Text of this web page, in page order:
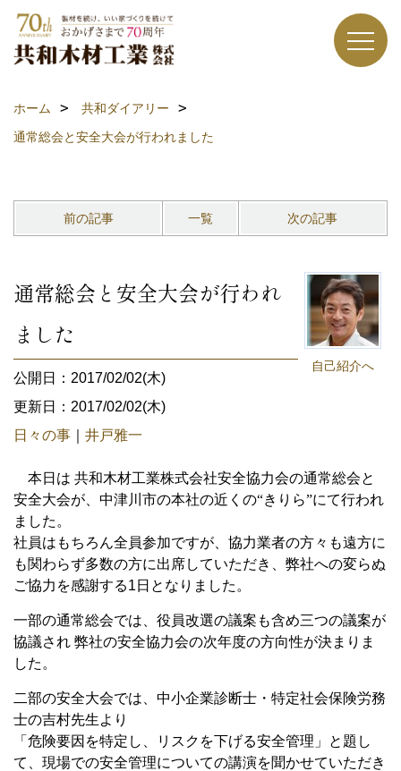
ホーム
共和ダイアリー
通常総会と安全大会が行われました
前の記事 一覧 次の記事
自己紹介へ
通常総会と安全大会が行われ
ました
公開日：2017/02/02(木)
更新日：2017/02/02(木)
日々の事
井戸雅一
本日は 共和木材工業株式会社安全協力会の通常総会と
安全大会が、中津川市の本社の近くの“きりら”にて行われ
ました。
社員はもちろん全員参加ですが、協力業者の方々も遠方に
も関わらず多数の方に出席していただき、弊社への変らぬ
ご協力を感謝する1日となりました。
一部の通常総会では、役員改選の議案も含め三つの議案が
協議され 弊社の安全協力会の次年度の方向性が決まりま
した。
二部の安全大会では、中小企業診断士・特定社会保険労務
士の吉村先生より
「危険要因を特定し、リスクを下げる安全管理」と題し
て、現場での安全管理についての講演を聞かせていただき